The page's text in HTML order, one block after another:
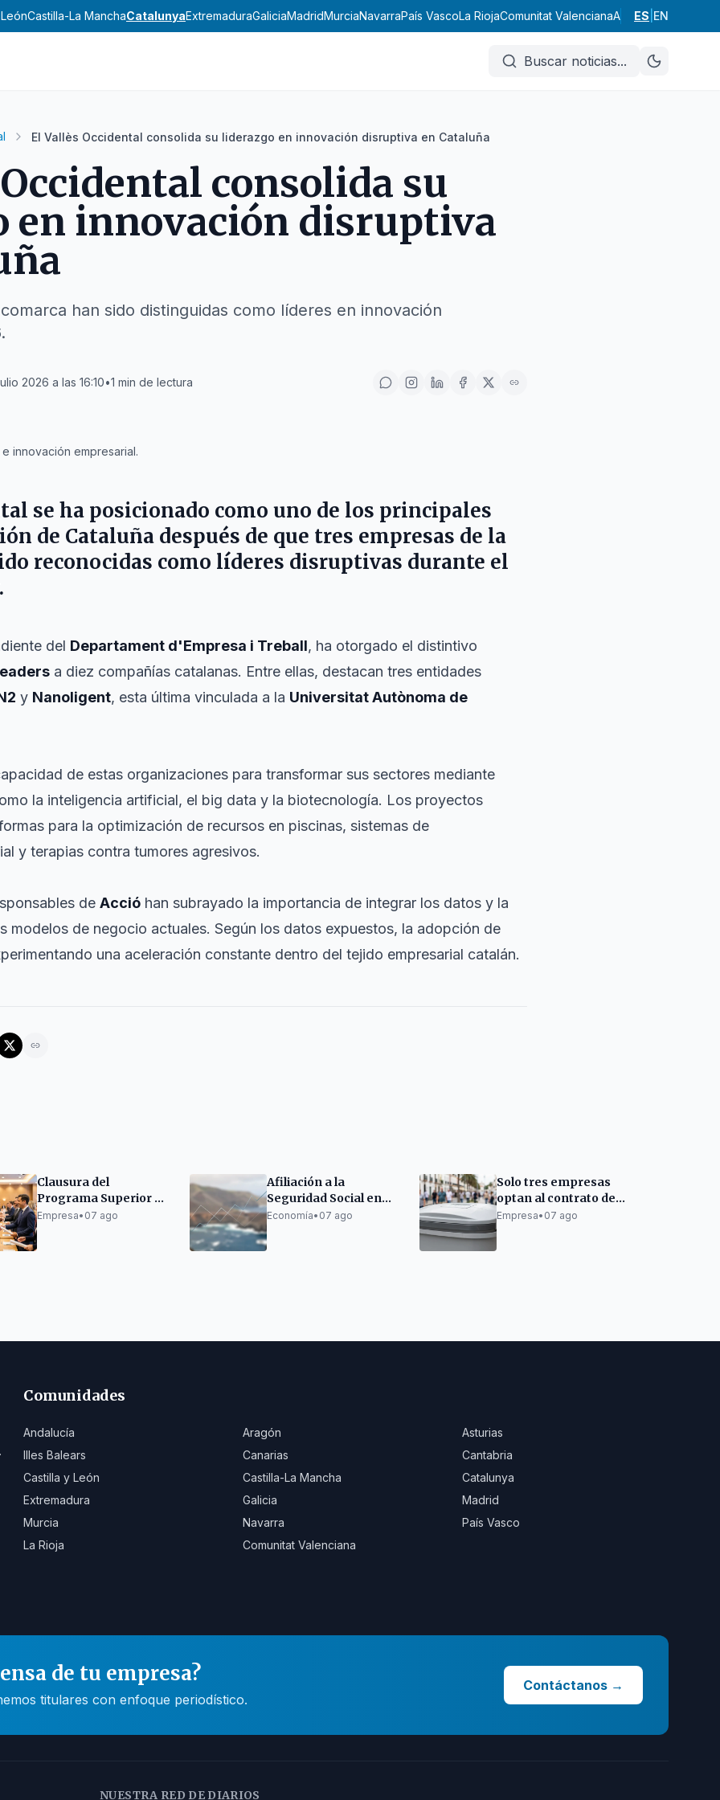
Castilla-La ManchaCatalunyaExtremaduraGaliciaMadridMurciaNavarraPaís VascoLa RiojaComunitat ValencianaAndalucíaAragón
ES EN
Buscar noticias...
El Vallès Occidental consolida su liderazgo en innovación disruptiva en Cataluña
consolida su
en innovación disruptiva
han sido distinguidas como líderes en innovación
2026 a las 16:10•1 min de lectura
innovación empresarial.
se ha posicionado como uno de los principales
de Cataluña después de que tres empresas de la
reconocidas como líderes disruptivas durante el
.
del Departament d'Empresa i Treball, ha otorgado el distintivo
a diez compañías catalanas. Entre ellas, destacan tres entidades
y Nanoligent, esta última vinculada a la Universitat Autònoma de
de estas organizaciones para transformar sus sectores mediante
la inteligencia artificial, el big data y la biotecnología. Los proyectos
para la optimización de recursos en piscinas, sistemas de
y terapias contra tumores agresivos.
de Acció han subrayado la importancia de integrar los datos y la
modelos de negocio actuales. Según los datos expuestos, la adopción de
una aceleración constante dentro del tejido empresarial catalán.
Clausura del
Programa Superior de
Bares y Restaurantes
Empresa• 07 ago
Afiliación a la
Seguridad Social en
Canarias: Ligero
Economía• 07 ago
Solo tres empresas
optan al contrato de
recogida de residuos
Empresa• 07 ago
Comunidades
Andalucía Aragón
Asturias
Illes Balears
Canarias
Cantabria
Castilla y León
Castilla-La Mancha
Catalunya
Extremadura
Galicia
Madrid
Murcia
Navarra
País Vasco
La Rioja
Comunitat Valenciana
de tu empresa?
titulares con enfoque periodístico.
Contáctanos →
NUESTRA RED DE DIARIOS